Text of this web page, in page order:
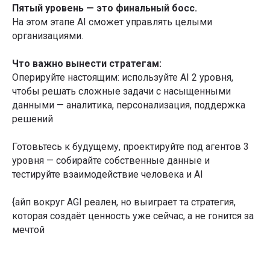
Пятый уровень — это финальный босс.
На этом этапе AI сможет управлять целыми
организациями.
Что важно вынести стратегам:
Оперируйте настоящим: используйте AI 2 уровня,
чтобы решать сложные задачи с насыщенными
данными — аналитика, персонализация, поддержка
решений
Готовьтесь к будущему, проектируйте под агентов 3
уровня — собирайте собственные данные и
тестируйте взаимодействие человека и AI
{айп вокруг AGI реален, но выиграет та стратегия,
которая создаёт ценность уже сейчас, а не гонится за
мечтой